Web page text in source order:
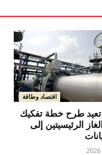
اقتصاد وطاقة
تعيد طرح خطة تفكيك
الرئيسيتين إلى